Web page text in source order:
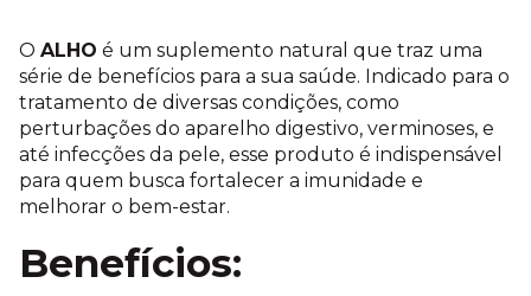
O ALHO é um suplemento natural que traz uma
série de benefícios para a sua saúde. Indicado para o
tratamento de diversas condições, como
perturbações do aparelho digestivo, verminoses, e
até infecções da pele, esse produto é indispensável
para quem busca fortalecer a imunidade e
melhorar o bem-estar.
Benefícios: